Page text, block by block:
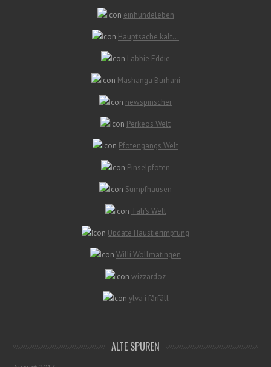
einhundeleben
Hauptsache kalt…
Labbie Eddie
Mashanga Burhani
newspinscher
Perkeos Welt
Pfotengangs Welt
Pinselpfoten
Sumpfhausen
Tali's Welt
Update Haustierimpfung
Willi Wollmatingen
wizzardoz
ylva i fårfäll
ALTE SPUREN